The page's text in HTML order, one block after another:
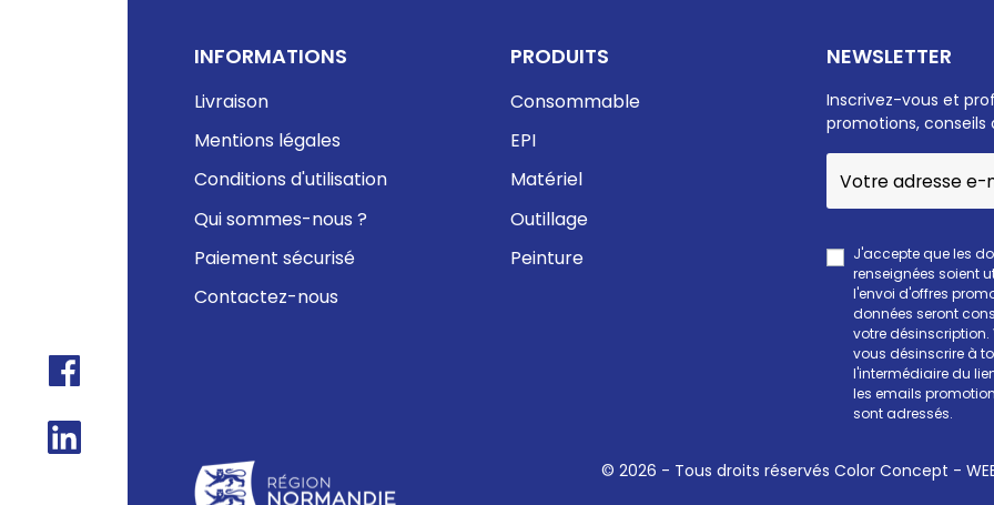
INFORMATIONS
Livraison
Mentions légales
Conditions d'utilisation
Qui sommes-nous ?
Paiement sécurisé
Contactez-nous
PRODUITS
Consommable
EPI
Matériel
Outillage
Peinture
NEWSLETTER
Inscrivez-vous et
promotions, conseils
J'accepte que les
renseignées soient
l'envoi d'offres
données seront
votre désinscription.
vous désinscrire à
l'intermédiaire du
les emails
sont adressés.
© 2026 - Tous droits réservés Color Concept -